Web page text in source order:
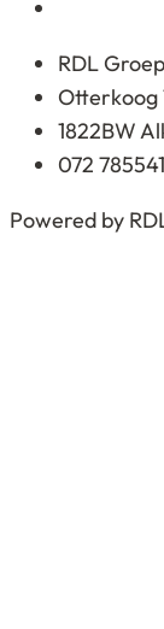
RDL
Otterkoog
1822BW
072
Powered by